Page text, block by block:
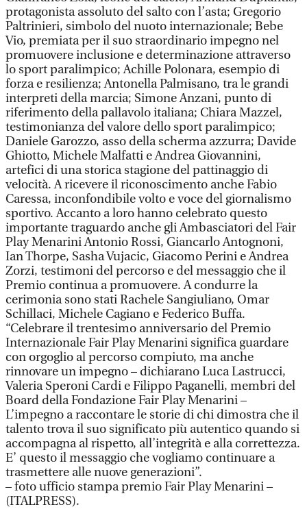
protagonista assoluto del salto con l’asta; Gregorio
Paltrinieri, simbolo del nuoto internazionale; Bebe
Vio, premiata per il suo straordinario impegno nel
promuovere inclusione e determinazione attraverso
lo sport paralimpico; Achille Polonara, esempio di
forza e resilienza; Antonella Palmisano, tra le grandi
interpreti della marcia; Simone Anzani, punto di
riferimento della pallavolo italiana; Chiara Mazzel,
testimonianza del valore dello sport paralimpico;
Daniele Garozzo, asso della scherma azzurra; Davide
Ghiotto, Michele Malfatti e Andrea Giovannini,
artefici di una storica stagione del pattinaggio di
velocità. A ricevere il riconoscimento anche Fabio
Caressa, inconfondibile volto e voce del giornalismo
sportivo. Accanto a loro hanno celebrato questo
importante traguardo anche gli Ambasciatori del Fair
Play Menarini Antonio Rossi, Giancarlo Antognoni,
Ian Thorpe, Sasha Vujacic, Giacomo Perini e Andrea
Zorzi, testimoni del percorso e del messaggio che il
Premio continua a promuovere. A condurre la
cerimonia sono stati Rachele Sangiuliano, Omar
Schillaci, Michele Cagiano e Federico Buffa.
“Celebrare il trentesimo anniversario del Premio
Internazionale Fair Play Menarini significa guardare
con orgoglio al percorso compiuto, ma anche
rinnovare un impegno – dichiarano Luca Lastrucci,
Valeria Speroni Cardi e Filippo Paganelli, membri del
Board della Fondazione Fair Play Menarini –
L’impegno a raccontare le storie di chi dimostra che il
talento trova il suo significato più autentico quando si
accompagna al rispetto, all’integrità e alla correttezza.
E’ questo il messaggio che vogliamo continuare a
trasmettere alle nuove generazioni”.
– foto ufficio stampa premio Fair Play Menarini –
(ITALPRESS).